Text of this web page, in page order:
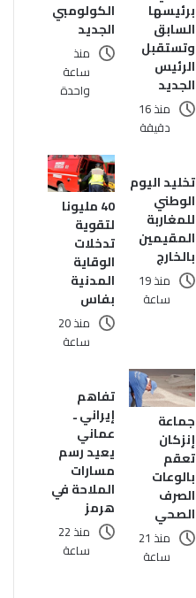
برئيسها
السابق
وتستقبل
الرئيس
الجديد
منذ 16
دقيقة
الكولومبي
الجديد
منذ
ساعة
واحدة
تخليد اليوم
الوطني
للمغاربة
المقيمين
بالخارج
منذ 19
ساعة
40 مليونا
لتقوية
تدخلات
الوقاية
المدنية
بفاس
منذ 20
ساعة
جماعة
إنزكان
تعقم
بالوعات
الصرف
الصحي
منذ 21
ساعة
تفاهم
إيراني ـ
عماني
يعيد رسم
مسارات
الملاحة في
هرمز
منذ 22
ساعة